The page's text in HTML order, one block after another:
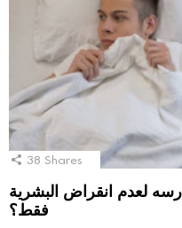
38 Shares
لعدم انقراض البشرية
فقط؟